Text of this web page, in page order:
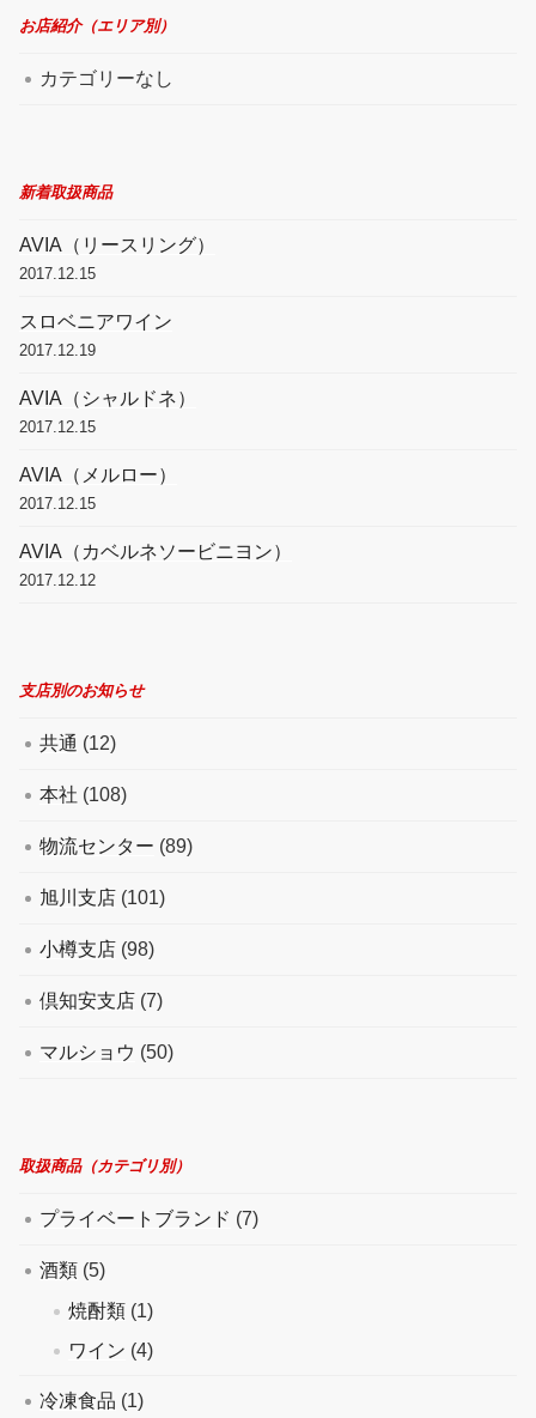
お店紹介（エリア別）
カテゴリーなし
新着取扱商品
AVIA（リースリング）
2017.12.15
スロベニアワイン
2017.12.19
AVIA（シャルドネ）
2017.12.15
AVIA（メルロー）
2017.12.15
AVIA（カベルネソービニヨン）
2017.12.12
支店別のお知らせ
共通 (12)
本社 (108)
物流センター (89)
旭川支店 (101)
小樽支店 (98)
倶知安支店 (7)
マルショウ (50)
取扱商品（カテゴリ別）
プライベートブランド (7)
酒類 (5)
焼酎類 (1)
ワイン (4)
冷凍食品 (1)